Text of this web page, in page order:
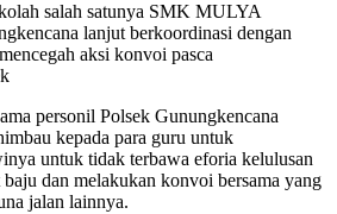
salah satunya SMK MULYA
lanjut berkoordinasi dengan
aksi konvoi pasca
personil Polsek Gunungkencana
kepada para guru untuk
untuk tidak terbawa eforia kelulusan
dan melakukan konvoi bersama yang
jalan lainnya.